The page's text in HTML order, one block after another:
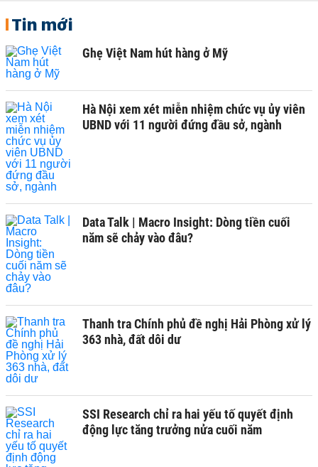
Tin mới
Ghẹ Việt Nam hút hàng ở Mỹ
Hà Nội xem xét miễn nhiệm chức vụ ủy viên
UBND với 11 người đứng đầu sở, ngành
Data Talk | Macro Insight: Dòng tiền cuối
năm sẽ chảy vào đâu?
Thanh tra Chính phủ đề nghị Hải Phòng xử lý
363 nhà, đất dôi dư
SSI Research chỉ ra hai yếu tố quyết định
động lực tăng trưởng nửa cuối năm